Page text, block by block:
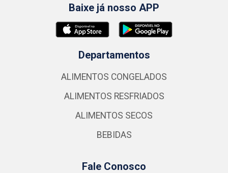
Baixe já nosso APP
Departamentos
ALIMENTOS CONGELADOS
ALIMENTOS RESFRIADOS
ALIMENTOS SECOS
BEBIDAS
Fale Conosco